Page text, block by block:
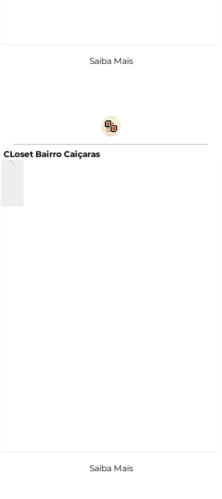
Saiba Mais
CLoset Bairro Caiçaras
Saiba Mais